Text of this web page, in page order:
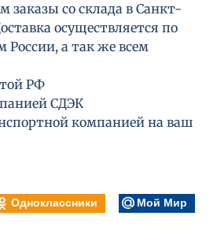
заказы со склада в Санкт-
осуществляется по
России, а так же всем
РФ
СДЭК
компанией на ваш
Одноклассники Мой Мир